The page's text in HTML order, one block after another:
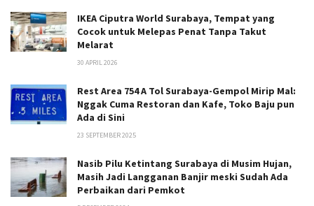
IKEA Ciputra World Surabaya, Tempat yang
Cocok untuk Melepas Penat Tanpa Takut
Melarat
30 APRIL 2026
Rest Area 754 A Tol Surabaya-Gempol Mirip Mal:
Nggak Cuma Restoran dan Kafe, Toko Baju pun
Ada di Sini
23 SEPTEMBER 2025
Nasib Pilu Ketintang Surabaya di Musim Hujan,
Masih Jadi Langganan Banjir meski Sudah Ada
Perbaikan dari Pemkot